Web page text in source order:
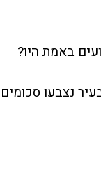
באמת היו?
נצבעו סכומים